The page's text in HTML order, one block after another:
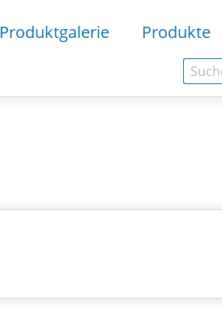
Produktgalerie Produkte